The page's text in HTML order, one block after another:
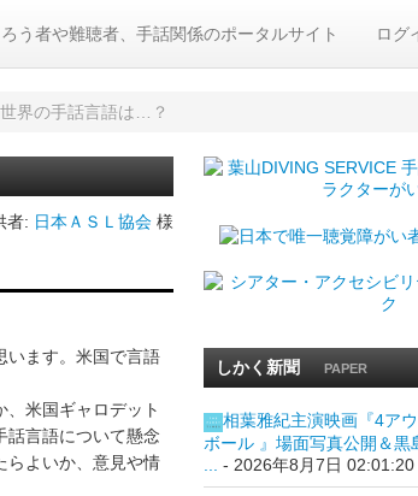
ログ
ろう者や難聴者、手話関係のポータルサイト
界の手話言語は…？
者: 日本ＡＳＬ協会 様
います。米国で言語
米国ギャロデット
話言語について懸念
らよいか、意見や情
しかく新聞 PAPER
相葉雅紀主演映画『4ア
ボール 』場面写真公開＆黒
- 2026年8月7日 02:01:20